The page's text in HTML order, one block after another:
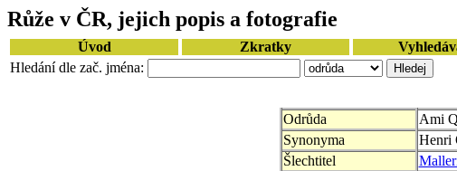
Růže v ČR, jejich popis a fotografie
Úvod Zkratky
Hledání dle zač. jména:
Odrůda
Ami
Synonyma
Henri
Šlechtitel